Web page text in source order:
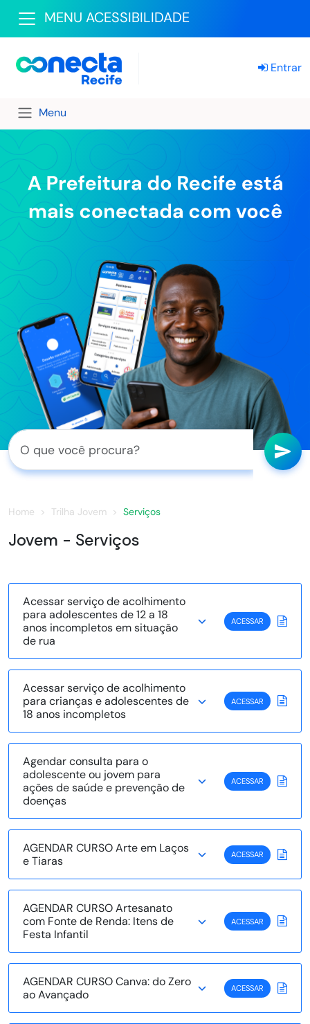
MENU ACESSIBILIDADE
Entrar
Menu
Home Trilha Jovem Serviços
Jovem - Serviços
Acessar serviço de acolhimento
para adolescentes de 12 a 18
anos incompletos em situação
de rua
ACESSAR
Acessar serviço de acolhimento
para crianças e adolescentes de
18 anos incompletos
ACESSAR
Agendar consulta para o
adolescente ou jovem para
ações de saúde e prevenção de
doenças
ACESSAR
AGENDAR CURSO Arte em Laços
e Tiaras
ACESSAR
AGENDAR CURSO Artesanato
com Fonte de Renda: Itens de
Festa Infantil
ACESSAR
AGENDAR CURSO Canva: do Zero
ao Avançado
ACESSAR